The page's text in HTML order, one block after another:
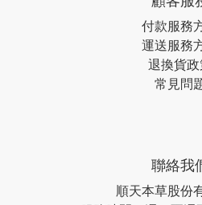
付款服務
運送服務
退換貨
常見問
聯絡我
順天本草股份